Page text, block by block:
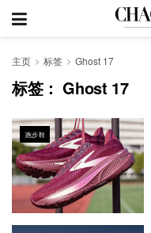
主页 标签 Ghost 17
标签：Ghost 17
跑步鞋